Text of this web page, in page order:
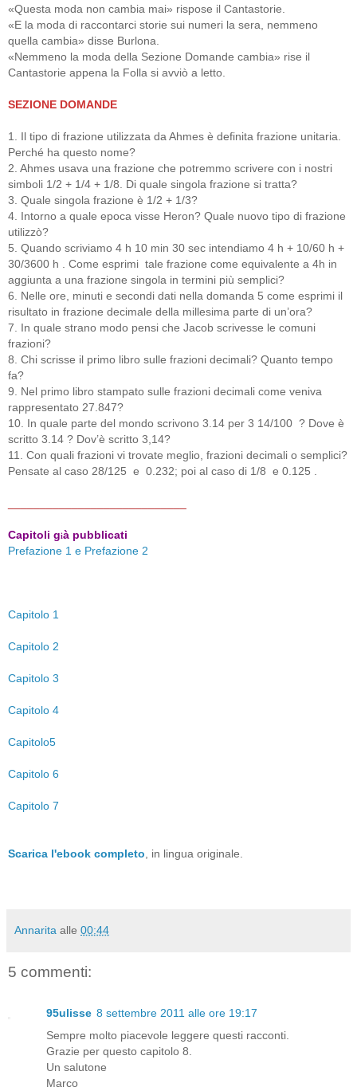
«Questa moda non cambia mai» rispose il Cantastorie.
«E la moda di raccontarci storie sui numeri la sera, nemmeno
quella cambia» disse Burlona.
«Nemmeno la moda della Sezione Domande cambia» rise il
Cantastorie appena la Folla si avviò a letto.
SEZIONE DOMANDE
1. Il tipo di frazione utilizzata da Ahmes è definita frazione unitaria.
Perché ha questo nome?
2. Ahmes usava una frazione che potremmo scrivere con i nostri
simboli 1/2 + 1/4 + 1/8. Di quale singola frazione si tratta?
3. Quale singola frazione è 1/2 + 1/3?
4. Intorno a quale epoca visse Heron? Quale nuovo tipo di frazione
utilizzò?
5. Quando scriviamo 4 h 10 min 30 sec intendiamo 4 h + 10/60 h +
30/3600 h . Come esprimi tale frazione come equivalente a 4h in
aggiunta a una frazione singola in termini più semplici?
6. Nelle ore, minuti e secondi dati nella domanda 5 come esprimi il
risultato in frazione decimale della millesima parte di un’ora?
7. In quale strano modo pensi che Jacob scrivesse le comuni
frazioni?
8. Chi scrisse il primo libro sulle frazioni decimali? Quanto tempo
fa?
9. Nel primo libro stampato sulle frazioni decimali come veniva
rappresentato 27.847?
10. In quale parte del mondo scrivono 3.14 per 3 14/100 ? Dove è
scritto 3.14 ? Dov’è scritto 3,14?
11. Con quali frazioni vi trovate meglio, frazioni decimali o semplici?
Pensate al caso 28/125 e 0.232; poi al caso di 1/8 e 0.125 .
Capitoli già pubblicati
Prefazione 1 e Prefazione 2
Capitolo 1
Capitolo 2
Capitolo 3
Capitolo 4
Capitolo5
Capitolo 6
Capitolo 7
Scarica l'ebook completo , in lingua originale.
Annarita alle 00:44
5 commenti:
95ulisse 8 settembre 2011 alle ore 19:17
Sempre molto piacevole leggere questi racconti.
Grazie per questo capitolo 8.
Un salutone
Marco